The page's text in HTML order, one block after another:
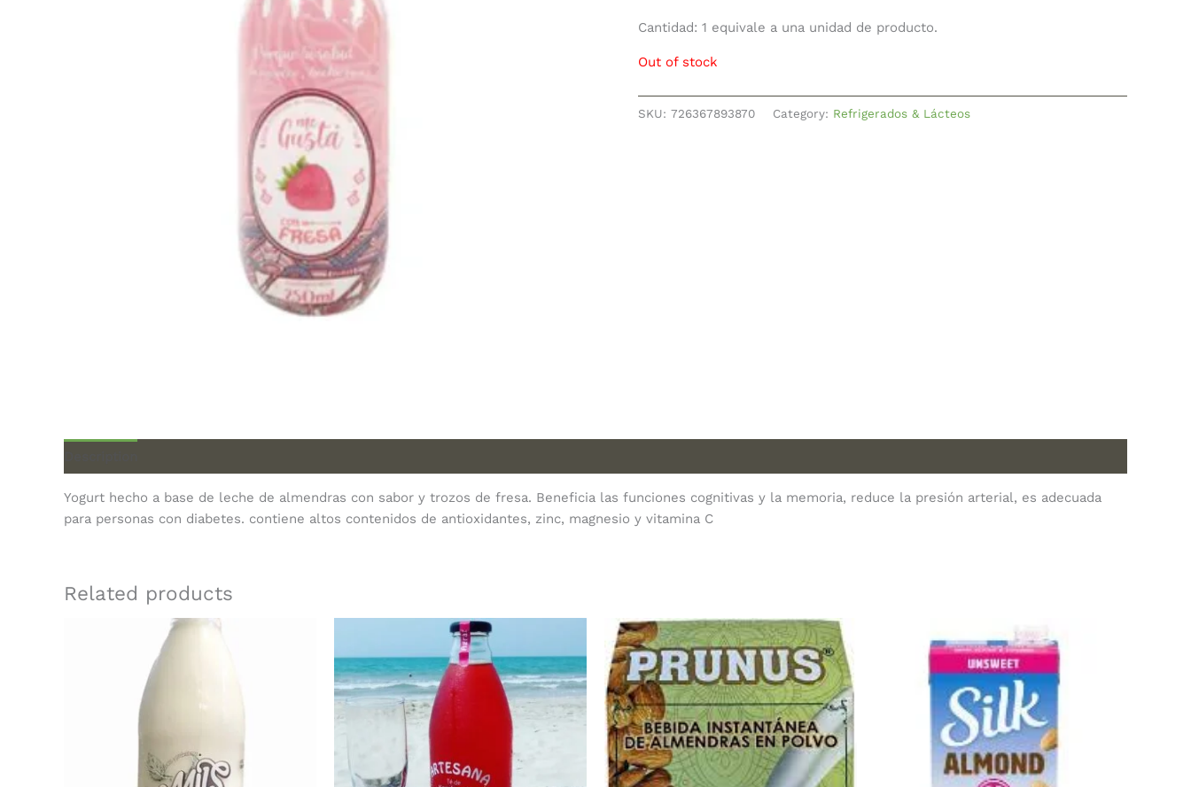
Cantidad: 1 equivale a una unidad de producto.
Out of stock
SKU: 726367893870 Category: Refrigerados & Lácteos
Yogurt hecho a base de leche de almendras con sabor y trozos de fresa. Beneficia las funciones cognitivas y la memoria, reduce la presión arterial, es adecuada
para personas con diabetes. contiene altos contenidos de antioxidantes, zinc, magnesio y vitamina C
Related products